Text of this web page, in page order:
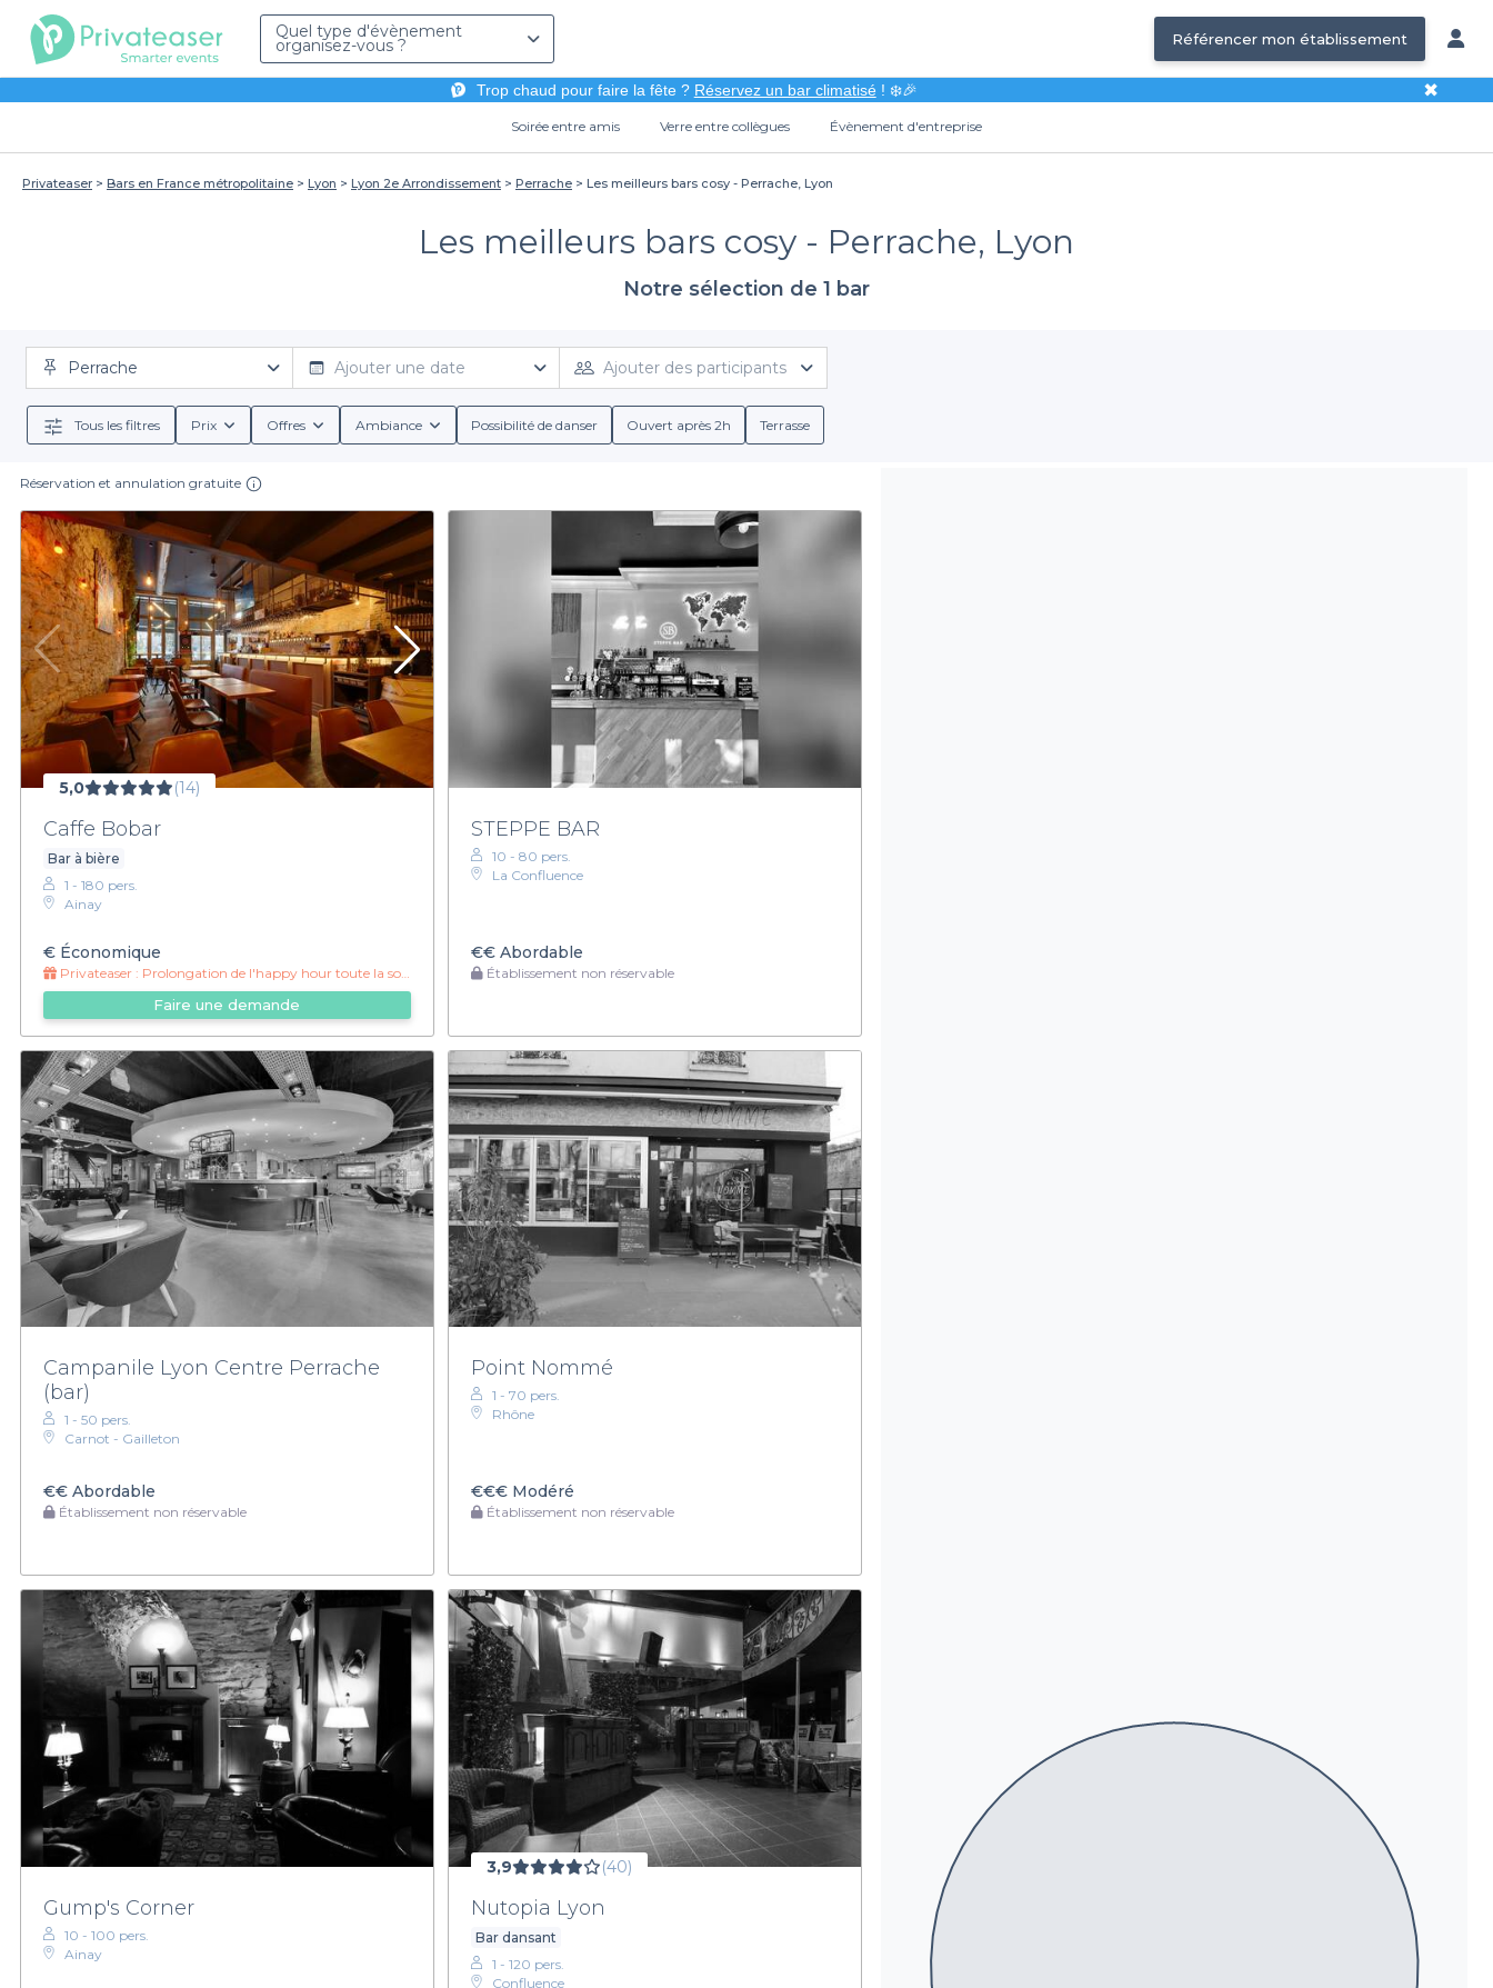
Quel type d'évènement
organisez-vous ? Référencer mon établissement
Trop chaud pour faire la fête ? Réservez un bar climatisé! ❄️🎉 ✖
Soirée entre amis Verre entre collègues Évènement d'entreprise
Privateaser Bars en France métropolitaine Lyon Lyon 2e Arrondissement Perrache Les meilleurs bars cosy - Perrache, Lyon
Les meilleurs bars cosy - Perrache, Lyon
Notre sélection de 1 bar
Perrache Ajouter une date Ajouter des participants
Tous les filtres Prix Offres Ambiance Possibilité de danser Ouvert après 2h Terrasse
Réservation et annulation gratuite
5,0 (14)
Caffe Bobar
Bar à bière
1 - 180 pers.
Ainay
€ Économique
Privateaser : Prolongation de l'happy hour toute la soirée !
Faire une demande
STEPPE BAR
10 - 80 pers.
La Confluence
€€Abordable
Établissement non réservable
Campanile Lyon Centre Perrache
(bar)
1 - 50 pers.
Carnot - Gailleton
€€ Abordable
Établissement non réservable
Point Nommé
1 - 70 pers.
Rhône
€€€Modéré
Établissement non réservable
Gump's Corner
10 - 100 pers.
Ainay
3,9 (40)
Nutopia Lyon
Bar dansant
1 - 120 pers.
Confluence